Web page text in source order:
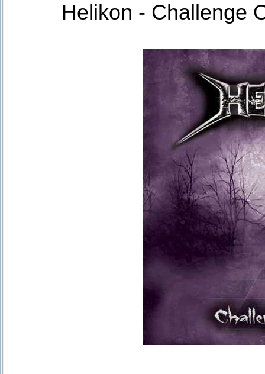
Helikon - Challenge